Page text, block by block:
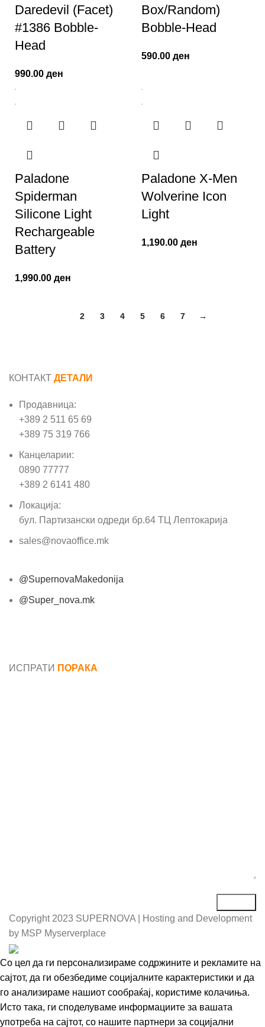
Daredevil (Facet)​
#1386 Bobble-
Head
990.00 ден
Box/Random)
Bobble-Head
590.00 ден
Paladone
Spiderman
Silicone Light
Rechargeable
Battery
1,990.00 ден
Paladone X-Men
Wolverine Icon
Light
1,190.00 ден
2 3 4 5 6 7 →
КОНТАКТ ДЕТАЛИ
Продавница:
+389 2 511 65 69
+389 75 319 766
Канцеларии:
0890 77777
+389 2 6141 480
Локација:
бул. Партизански одреди бр.64 ТЦ Лептокарија
sales@novaoffice.mk
@SupernovaMakedonija
@Super_nova.mk
ИСПРАТИ ПОРАКА
Copyright 2023 SUPERNOVA | Hosting and Development
by MSP Myserverplace
Со цел да ги персонализираме содржините и рекламите на
сајтот, да ги обезбедиме социјалните карактеристики и да
го анализираме нашиот сообраќај, користиме колачиња.
Исто така, ги споделуваме информациите за вашата
употреба на сајтот, со нашите партнери за социјални